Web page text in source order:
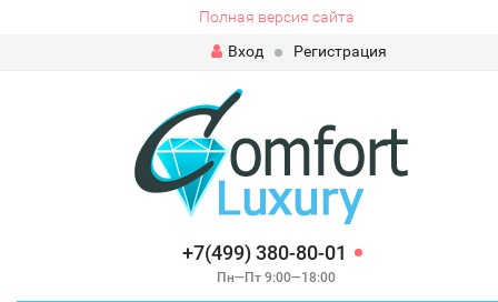
Полная версия сайта
Вход
Регистрация
+7(499) 380-80-01
Пн—Пт 9:00—18:00